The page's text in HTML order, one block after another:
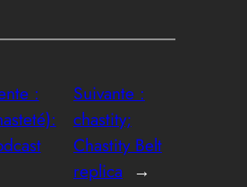
:
Suivante :
chastity;
Chastity Belt
replica →